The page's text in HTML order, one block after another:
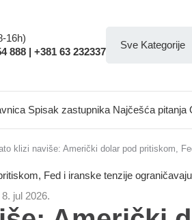
16h)
888 | +381 63 232337
Spisak zastupnika Najčešća pitanja
klizi naviše: Američki dolar pod pritiskom,
8. jul 2026.